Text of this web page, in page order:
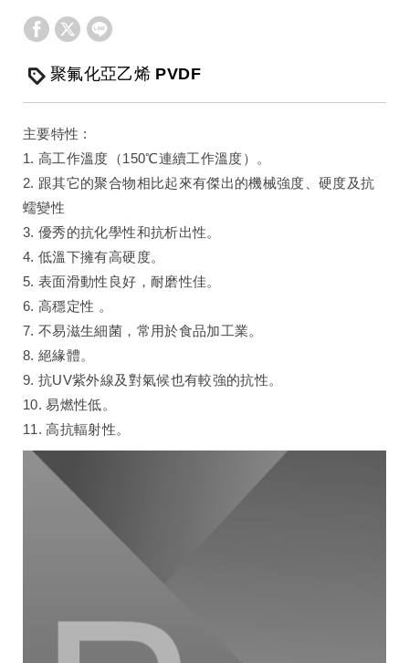
聚氟化亞乙烯 PVDF
主要特性 :
1. 高工作溫度（150℃連續工作溫度）。
2. 跟其它的聚合物相比起來有傑出的機械強度、硬度及抗
蠕變性
3. 優秀的抗化學性和抗析出性。
4. 低溫下擁有高硬度。
5. 表面滑動性良好，耐磨性佳。
6. 高穩定性 。
7. 不易滋生細菌，常用於食品加工業。
8. 絕緣體。
9. 抗UV紫外線及對氣候也有較強的抗性。
10. 易燃性低。
11. 高抗輻射性。